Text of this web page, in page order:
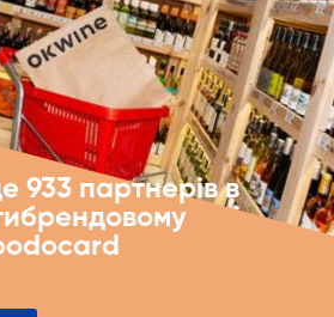
933 партнерів в